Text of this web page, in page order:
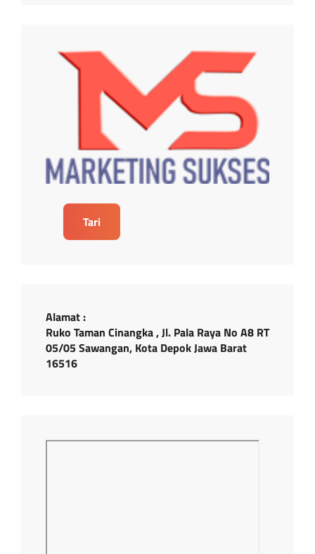
Tari
Alamat :
Ruko Taman Cinangka , Jl. Pala Raya No A8 RT
05/05 Sawangan, Kota Depok Jawa Barat
16516